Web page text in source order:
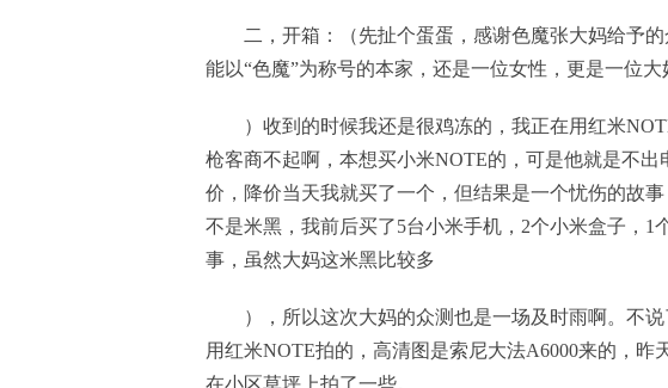
二，开箱：（先扯个蛋蛋，感谢色魔张大妈给予
能以“色魔”为称号的本家，还是一位女性，更是一位大
）收到的时候我还是很鸡冻的，我正在用红米
枪客商不起啊，本想买小米NOTE的，可是他就是不
价，降价当天我就买了一个，但结果是一个忧伤的故
不是米黑，我前后买了5台小米手机，2个小米盒子，1
事，虽然大妈这米黑比较多
），所以这次大妈的众测也是一场及时雨啊。不
用红米NOTE拍的，高清图是索尼大法A6000来的，昨
在小区草坪上拍了一些。